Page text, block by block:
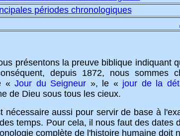
périodes chronologiques
présentons la preuve biblique indiquant
depuis 1872, nous
« Jour du Seigneur », le « jour de la
de Dieu sous tous les cieux.
aussi pour servir de base à
temps. Pour cela, il nous faut des
complète de l'histoire humaine